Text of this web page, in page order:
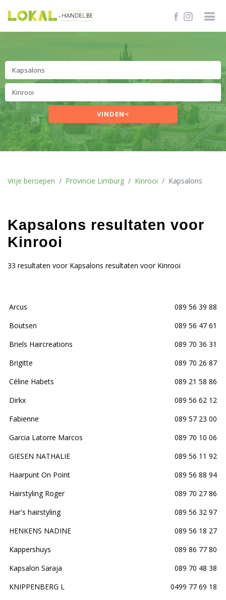
VINDEN<
Vrije beroepen Provincie Limburg Kinrooi Kapsalons
Kapsalons resultaten voor
Kinrooi
33 resultaten voor Kapsalons resultaten voor Kinrooi
Arcus
089 56 39 88
Boutsen
089 56 47 61
Briels Haircreations
089 70 36 31
Brigitte
089 70 26 87
Céline Habets
089 21 58 86
Dirkx
089 56 62 12
Fabienne
089 57 23 00
Garcia Latorre Marcos
089 70 10 06
GIESEN NATHALIE
089 56 11 92
Haarpunt On Point
089 56 88 94
Hairstyling Roger
089 70 27 86
Har's hairstyling
089 56 32 97
HENKENS NADINE
089 56 18 27
Kappershuys
089 86 77 80
Kapsalon Saraja
089 70 48 38
KNIPPENBERG L
0499 77 69 18